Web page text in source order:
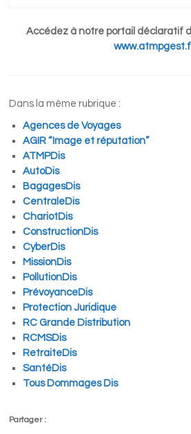
Accédez à notre portail déclaratif
Dans la même rubrique :
Agences de Voyages
AGIR “Image et réputation”
ATMPDis
AutoDis
BagagesDis
CentraleDis
ChariotDis
ConstructionDis
CyberDis
MissionDis
PollutionDis
PrévoyanceDis
Protection Juridique
RC Grande Distribution
RCMSDis
RetraiteDis
SantéDis
Tous Dommages Dis
Partager :